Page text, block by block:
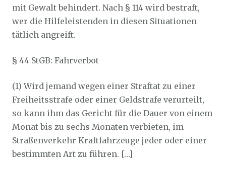
mit Gewalt behindert. Nach § 114 wird bestraft,
wer die Hilfeleistenden in diesen Situationen
tätlich angreift.
§ 44 StGB: Fahrverbot
(1) Wird jemand wegen einer Straftat zu einer
Freiheitsstrafe oder einer Geldstrafe verurteilt,
so kann ihm das Gericht für die Dauer von einem
Monat bis zu sechs Monaten verbieten, im
Straßenverkehr Kraftfahrzeuge jeder oder einer
bestimmten Art zu führen. […]